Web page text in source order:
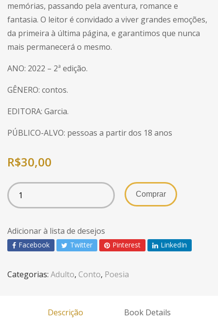
memórias, passando pela aventura, romance e
fantasia. O leitor é convidado a viver grandes emoções,
da primeira à última página, e garantimos que nunca
mais permanecerá o mesmo.
ANO: 2022 – 2ª edição.
GÊNERO: contos.
EDITORA: Garcia.
PÚBLICO-ALVO: pessoas a partir dos 18 anos
R$30,00
Comprar
Adicionar à lista de desejos
Facebook Twitter Pinterest LinkedIn
Categorias: Adulto, Conto, Poesia
Descrição Book Details